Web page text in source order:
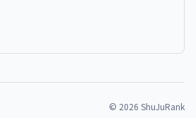
© 2026 ShuJuRank